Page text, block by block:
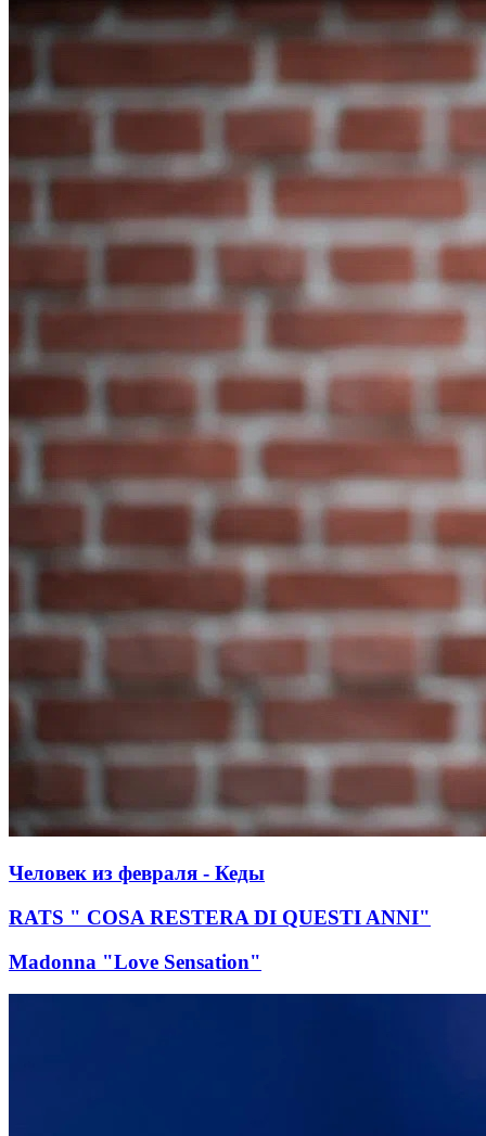
Человек из февраля - Кеды
RATS " COSA RESTERA DI QUESTI ANNI"
Madonna "Love Sensation"